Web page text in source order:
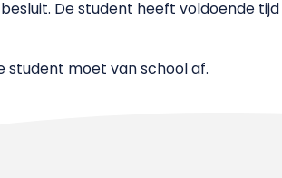
De student heeft voldoende
student moet van school af.